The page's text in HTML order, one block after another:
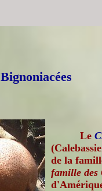
Bignoniacées
Le
de la
famille des